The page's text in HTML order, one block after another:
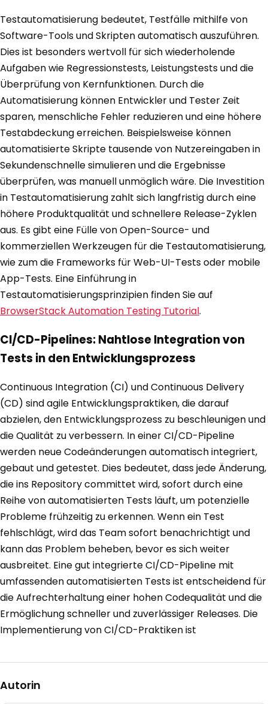
Testautomatisierung bedeutet, Testfälle mithilfe von
Software-Tools und Skripten automatisch auszuführen.
Dies ist besonders wertvoll für sich wiederholende
Aufgaben wie Regressionstests, Leistungstests und die
Überprüfung von Kernfunktionen. Durch die
Automatisierung können Entwickler und Tester Zeit
sparen, menschliche Fehler reduzieren und eine höhere
Testabdeckung erreichen. Beispielsweise können
automatisierte Skripte tausende von Nutzereingaben in
Sekundenschnelle simulieren und die Ergebnisse
überprüfen, was manuell unmöglich wäre. Die Investition
in Testautomatisierung zahlt sich langfristig durch eine
höhere Produktqualität und schnellere Release-Zyklen
aus. Es gibt eine Fülle von Open-Source- und
kommerziellen Werkzeugen für die Testautomatisierung,
wie zum die Frameworks für Web-UI-Tests oder mobile
App-Tests. Eine Einführung in
Testautomatisierungsprinzipien finden Sie auf
BrowserStack Automation Testing Tutorial.
CI/CD-Pipelines: Nahtlose Integration von
Tests in den Entwicklungsprozess
Continuous Integration (CI) und Continuous Delivery
(CD) sind agile Entwicklungspraktiken, die darauf
abzielen, den Entwicklungsprozess zu beschleunigen und
die Qualität zu verbessern. In einer CI/CD-Pipeline
werden neue Codeänderungen automatisch integriert,
gebaut und getestet. Dies bedeutet, dass jede Änderung,
die ins Repository committet wird, sofort durch eine
Reihe von automatisierten Tests läuft, um potenzielle
Probleme frühzeitig zu erkennen. Wenn ein Test
fehlschlägt, wird das Team sofort benachrichtigt und
kann das Problem beheben, bevor es sich weiter
ausbreitet. Eine gut integrierte CI/CD-Pipeline mit
umfassenden automatisierten Tests ist entscheidend für
die Aufrechterhaltung einer hohen Codequalität und die
Ermöglichung schneller und zuverlässiger Releases. Die
Implementierung von CI/CD-Praktiken ist
Autorin